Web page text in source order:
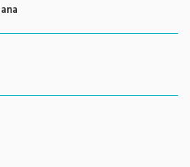
N. 621/2013